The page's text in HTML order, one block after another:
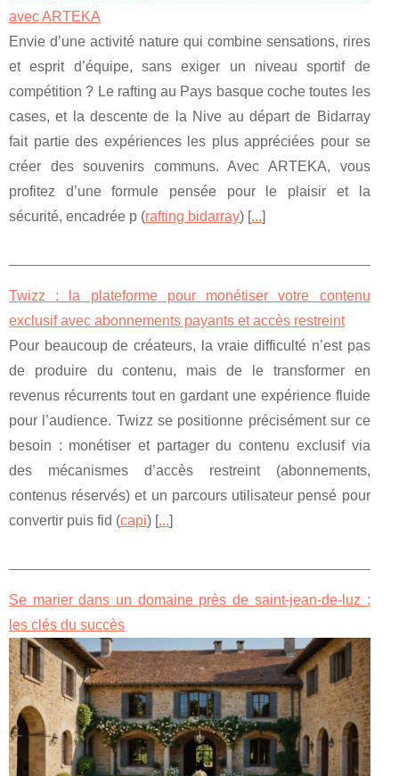
avec ARTEKA
Envie d’une activité nature qui combine sensations, rires
et esprit d’équipe, sans exiger un niveau sportif de
compétition ? Le rafting au Pays basque coche toutes les
cases, et la descente de la Nive au départ de Bidarray
fait partie des expériences les plus appréciées pour se
créer des souvenirs communs. Avec ARTEKA, vous
profitez d’une formule pensée pour le plaisir et la
sécurité, encadrée p (rafting bidarray) [...]
Twizz : la plateforme pour monétiser votre contenu
exclusif avec abonnements payants et accès restreint
Pour beaucoup de créateurs, la vraie difficulté n’est pas
de produire du contenu, mais de le transformer en
revenus récurrents tout en gardant une expérience fluide
pour l’audience. Twizz se positionne précisément sur ce
besoin : monétiser et partager du contenu exclusif via
des mécanismes d’accès restreint (abonnements,
contenus réservés) et un parcours utilisateur pensé pour
convertir puis fid (capi) [...]
Se marier dans un domaine près de saint-jean-de-luz :
les clés du succès